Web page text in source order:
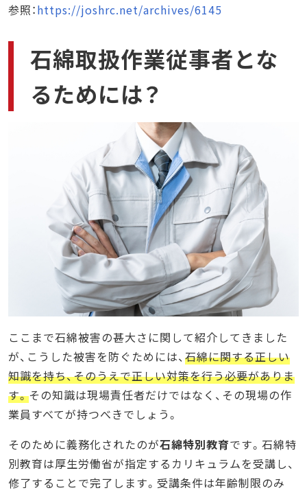
参照：https://joshrc.net/archives/6145
石綿取扱作業従事者とな
るためには？
ここまで石綿被害の甚大さに関して紹介してきました
が、こうした被害を防ぐためには、 石綿に関する正しい
知識を持ち、そのうえで正しい対策を行う必要がありま
す。その知識は現場責任者だけではなく、その現場の作
業員すべてが持つべきでしょう。
そのために義務化されたのが石綿特別教育です。石綿特
別教育は厚生労働省が指定するカリキュラムを受講し、
修了することで完了します。受講条件は年齢制限のみ